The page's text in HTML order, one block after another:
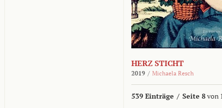
HERZ STICHT
2019 / Michaela Resch
539 Einträge / Seite 8von